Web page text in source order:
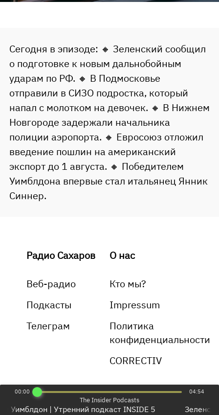
The Insider Podcasts
| Утренний подкаст INSIDE 5
00:00 04:54
Сегодня в эпизоде: 🔸 Зеленский сообщил
о подготовке к новым дальнобойным
ударам по РФ. 🔸 В Подмосковье
отправили в СИЗО подростка, который
напал с молотком на девочек. 🔸 В Нижнем
Новгороде задержали начальника
полиции аэропорта. 🔸 Евросоюз отложил
введение пошлин на американский
экспорт до 1 августа. 🔸 Победителем
Уимблдона впервые стал итальянец Янник
Синнер.
Радио Сахаров
Веб-радио
Подкасты
Телеграм
О нас
Кто мы?
Impressum
Политика
конфиденциальности
CORRECTIV